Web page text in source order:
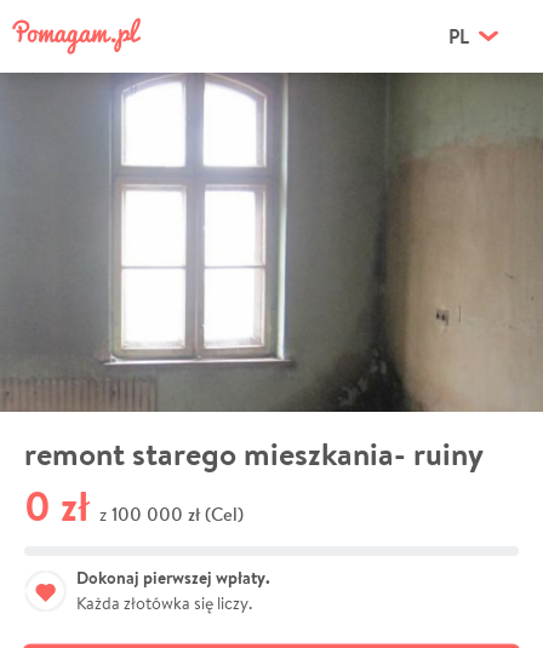
PL
remont starego mieszkania- ruiny
0 zł z 100 000 zł (Cel)
Dokonaj pierwszej wpłaty.
Każda złotówka się liczy.